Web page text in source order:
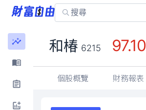
和椿 6215 97.10
個股概覽 財務報表